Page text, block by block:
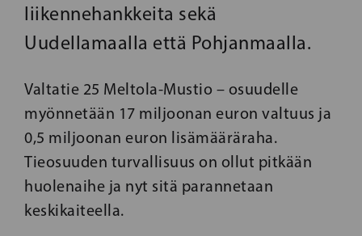
liikennehankkeita sekä
Uudellamaalla että Pohjanmaalla.
Valtatie 25 Meltola-Mustio – osuudelle
myönnetään 17 miljoonan euron valtuus ja
0,5 miljoonan euron lisämääräraha.
Tieosuuden turvallisuus on ollut pitkään
huolenaihe ja nyt sitä parannetaan
keskikaiteella.